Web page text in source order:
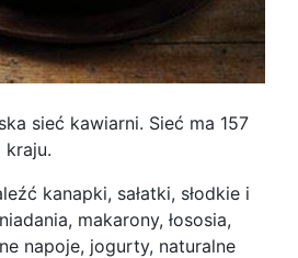
sieć kawiarni. Sieć ma 157
kraju.
kanapki, sałatki, słodkie i
makarony, łososia,
napoje, jogurty, naturalne